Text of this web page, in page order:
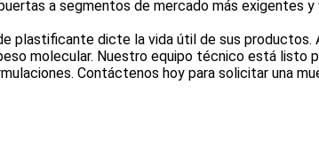
a segmentos de mercado más exigentes y
plastificante dicte la vida útil de sus
molecular. Nuestro equipo técnico está listo
Contáctenos hoy para solicitar una